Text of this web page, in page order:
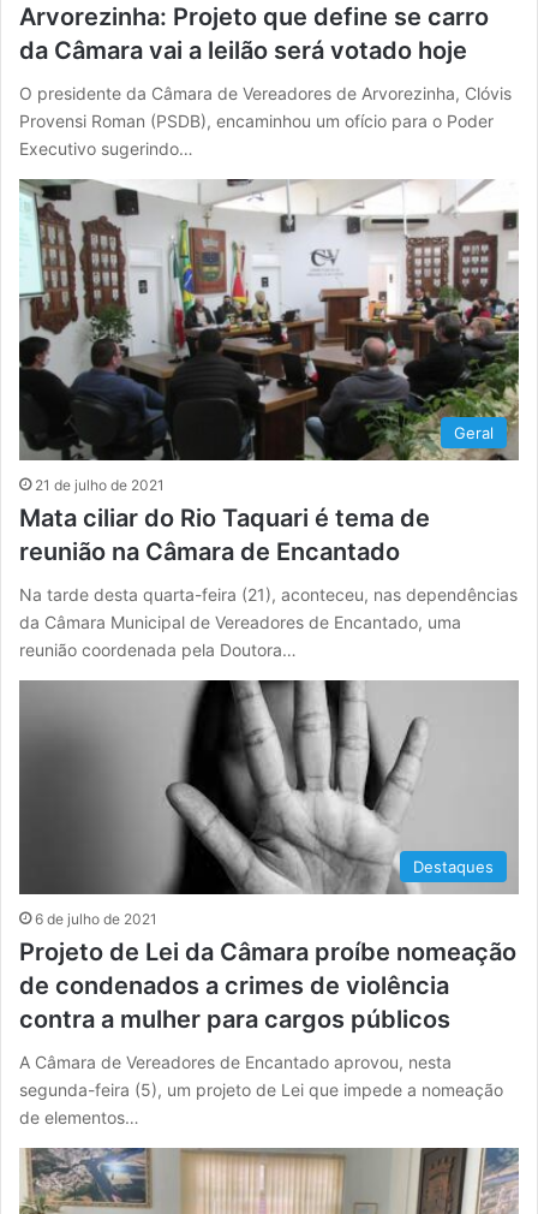
Arvorezinha: Projeto que define se carro
da Câmara vai a leilão será votado hoje
O presidente da Câmara de Vereadores de Arvorezinha, Clóvis
Provensi Roman (PSDB), encaminhou um ofício para o Poder
Executivo sugerindo…
Geral
21 de julho de 2021
Mata ciliar do Rio Taquari é tema de
reunião na Câmara de Encantado
Na tarde desta quarta-feira (21), aconteceu, nas dependências
da Câmara Municipal de Vereadores de Encantado, uma
reunião coordenada pela Doutora…
Destaques
6 de julho de 2021
Projeto de Lei da Câmara proíbe nomeação
de condenados a crimes de violência
contra a mulher para cargos públicos
A Câmara de Vereadores de Encantado aprovou, nesta
segunda-feira (5), um projeto de Lei que impede a nomeação
de elementos…